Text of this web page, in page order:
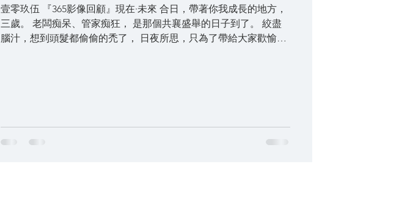
壹零玖伍 『365影像回顧』現在·未來 合日，帶著你我成長的地方，
三歲。 老闆痴呆、管家痴狂， 是那個共襄盛舉的日子到了。 絞盡
腦汁，想到頭髮都偷偷的禿了， 日夜所思，只為了帶給大家歡愉的